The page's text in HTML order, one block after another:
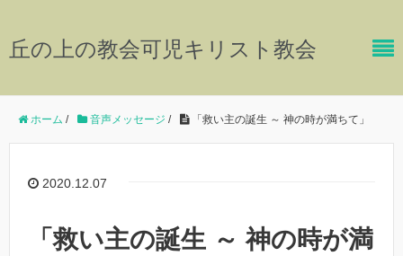
丘の上の教会可児キリスト教会
ホーム / 音声メッセージ / 「救い主の誕生 ～ 神の時が満ちて」
2020.12.07
「救い主の誕生 ～ 神の時が満